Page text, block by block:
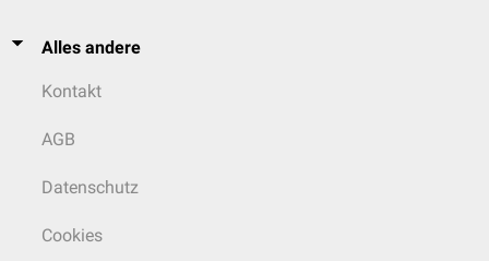
Alles andere
Kontakt
AGB
Datenschutz
Cookies